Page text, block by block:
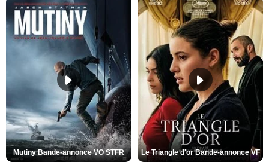
Mutiny Bande-annonce VO STFR Le Triangle d'or Bande-annonce VF